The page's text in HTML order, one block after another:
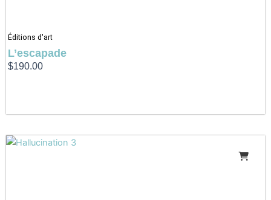
Éditions d'art
L’escapade
$190.00